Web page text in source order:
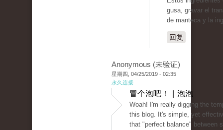
gusa, gravar el
de manteca y la
回复
Anonymous (未验证)
星期四, 04/25/2019 - 02:35
永久连接
冒个泡吧！ | 泡泡
Woah! I'm really digging the
this blog. It's simple, yet
that "perfect balance" between